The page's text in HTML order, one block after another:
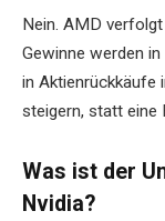
Nein. AMD
Gewinne werden
in Aktienrückkäufe
steigern, statt eine
Was ist der
Nvidia?